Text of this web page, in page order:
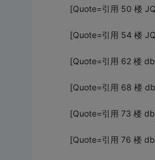
[Quote=引用 50 楼
[Quote=引用 54 楼
[Quote=引用 62 楼
[Quote=引用 68 楼
[Quote=引用 73 楼
[Quote=引用 76 楼